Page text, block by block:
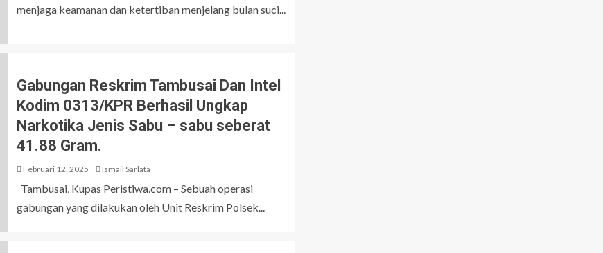
menjaga keamanan dan ketertiban menjelang bulan suci...
Gabungan Reskrim Tambusai Dan Intel
Kodim 0313/KPR Berhasil Ungkap
Narkotika Jenis Sabu – sabu seberat
41.88 Gram.
Februari 12, 2025 Ismail Sarlata
Tambusai, Kupas Peristiwa.com – Sebuah operasi
gabungan yang dilakukan oleh Unit Reskrim Polsek...